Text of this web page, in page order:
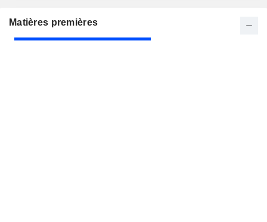
Matières premières